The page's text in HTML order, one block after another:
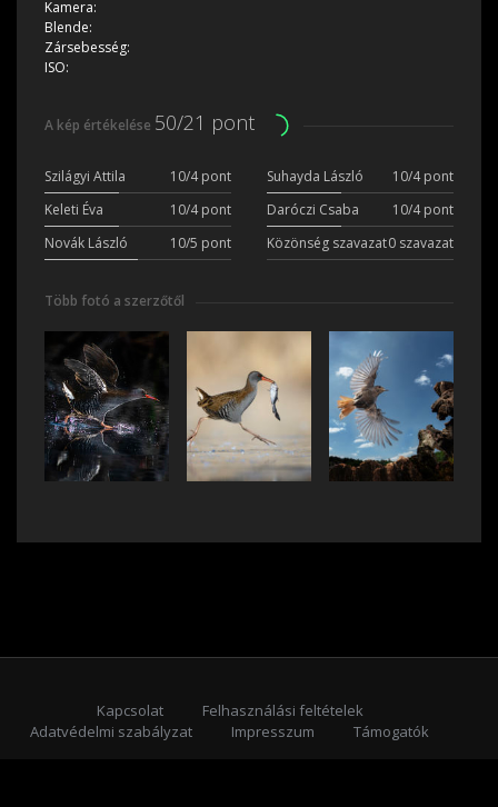
Kamera:
Blende:
Zársebesség:
ISO:
A kép értékelése 50/21 pont
Szilágyi Attila 10/4 pont Suhayda László
10/4 pont
Keleti Éva
10/4 pont Daróczi Csaba
10/4 pont
Novák László
10/5 pont Közönség szavazat0 szavazat
Több fotó a szerzőtől
Kapcsolat
Felhasználási feltételek
Adatvédelmi szabályzat
Impresszum
Támogatók